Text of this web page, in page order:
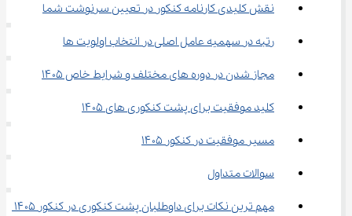
نقش کلیدی کارنامه کنکور در تعیین سرنوشت شما
رتبه در سهمیه عامل اصلی در انتخاب اولویت‌ ها
مجاز شدن در دوره‌ های مختلف و شرایط خاص ۱۴۰۵
کلید موفقیت برای پشت کنکوری های ۱۴۰۵
مسیر موفقیت در کنکور ۱۴۰۵
سوالات متداول
مهم‌ ترین نکات برای داوطلبان پشت کنکوری در کنکور ۱۴۰۵